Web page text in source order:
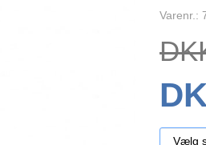
Varenr.: